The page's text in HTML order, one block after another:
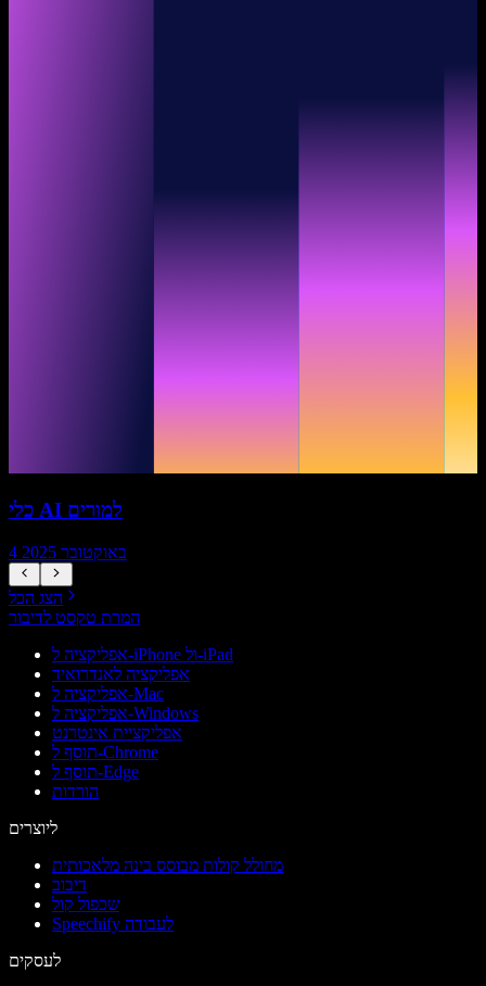
כלי AI למורים
4 באוקטובר 2025
הצג הכל
המרת טקסט לדיבור
אפליקציה ל-iPhone ול-iPad
אפליקציה לאנדרואיד
אפליקציה ל-Mac
אפליקציה ל-Windows
אפליקציית אינטרנט
תוסף ל-Chrome
תוסף ל-Edge
הורדות
ליוצרים
מחולל קולות מבוסס בינה מלאכותית
דיבוב
שכפול קול
Speechify לעבודה
לעסקים